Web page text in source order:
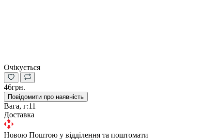
Очікується
46грн.
Повідомити про наявність
Вага, г:11
Доставка
Новою Поштою у відділення та поштомати